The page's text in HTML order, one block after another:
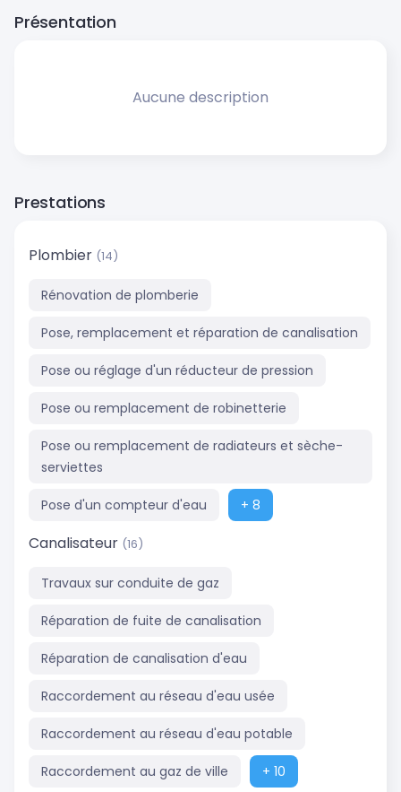
Présentation
Aucune description
Prestations
Plombier (14)
Rénovation de plomberie
Pose, remplacement et réparation de canalisation
Pose ou réglage d'un réducteur de pression
Pose ou remplacement de robinetterie
Pose ou remplacement de radiateurs et sèche-
serviettes
Pose d'un compteur d'eau + 8
Canalisateur (16)
Travaux sur conduite de gaz
Réparation de fuite de canalisation
Réparation de canalisation d'eau
Raccordement au réseau d'eau usée
Raccordement au réseau d'eau potable
Raccordement au gaz de ville + 10